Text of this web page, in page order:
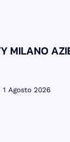
MILANO
1 Agosto 2026